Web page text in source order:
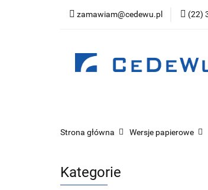
zamawiam@cedewu.pl (22)
Strona główna Wersje papierowe
Kategorie